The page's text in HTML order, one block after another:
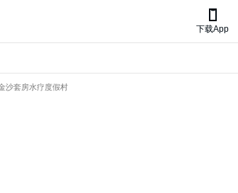

下载App
沙套房水疗度假村